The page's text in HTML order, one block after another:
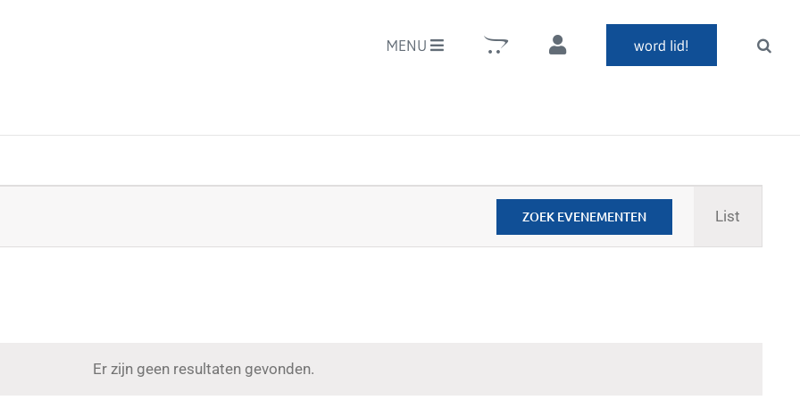
MENU word lid!
Notice
Er zijn geen resultaten gevonden.
ZOEK EVENEMENTEN List